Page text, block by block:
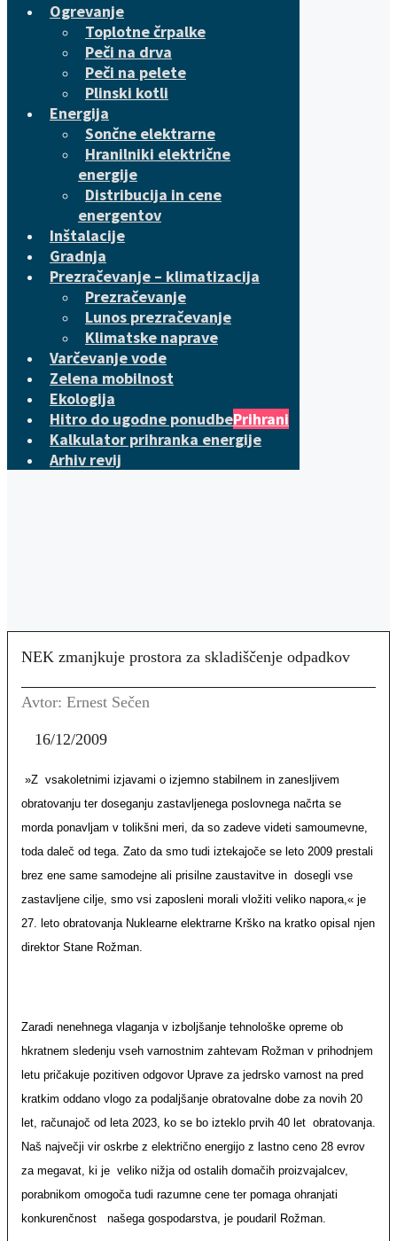
Ogrevanje
Toplotne črpalke
Peči na drva
Peči na pelete
Plinski kotli
Energija
Sončne elektrarne
Hranilniki električne
energije
Distribucija in cene
energentov
Inštalacije
Gradnja
Prezračevanje – klimatizacija
Prezračevanje
Lunos prezračevanje
Klimatske naprave
Varčevanje vode
Zelena mobilnost
Ekologija
Hitro do ugodne ponudbePrihrani
Kalkulator prihranka energije
Arhiv revij
NEK zmanjkuje prostora za skladiščenje odpadkov
Avtor: Ernest Sečen
16/12/2009
»Z vsakoletnimi izjavami o izjemno stabilnem in zanesljivem
obratovanju ter doseganju zastavljenega poslovnega načrta se
morda ponavljam v tolikšni meri, da so zadeve videti samoumevne,
toda daleč od tega. Zato da smo tudi iztekajoče se leto 2009 prestali
brez ene same samodejne ali prisilne zaustavitve in dosegli vse
zastavljene cilje, smo vsi zaposleni morali vložiti veliko napora,« je
27. leto obratovanja Nuklearne elektrarne Krško na kratko opisal njen
direktor Stane Rožman.
Zaradi nenehnega vlaganja v izboljšanje tehnološke opreme ob
hkratnem sledenju vseh varnostnim zahtevam Rožman v prihodnjem
letu pričakuje pozitiven odgovor Uprave za jedrsko varnost na pred
kratkim oddano vlogo za podaljšanje obratovalne dobe za novih 20
let, računajoč od leta 2023, ko se bo izteklo prvih 40 let obratovanja.
Naš največji vir oskrbe z električno energijo z lastno ceno 28 evrov
za megavat, ki je veliko nižja od ostalih domačih proizvajalcev,
porabnikom omogoča tudi razumne cene ter pomaga ohranjati
konkurenčnost
našega gospodarstva, je poudaril Rožman.